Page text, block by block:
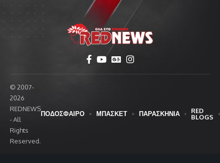
© 2007-
2026
REDNEWS
- All
Rights
Reserved.
ΠΟΔΟΣΦΑΙΡΟ ΜΠΑΣΚΕΤ ΠΑΡΑΣΚΗΝΙΑ
RED
BLOGS